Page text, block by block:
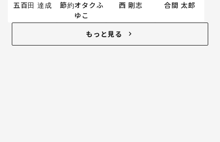
五百田 達成
節約オタクふ
ゆこ
西 剛志 合間 太郎
もっと見る